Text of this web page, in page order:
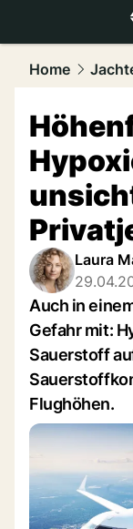
luxury.
Home
Laura
Auch in
Gefahr mit:
Sauerstoff
Flughöhen.